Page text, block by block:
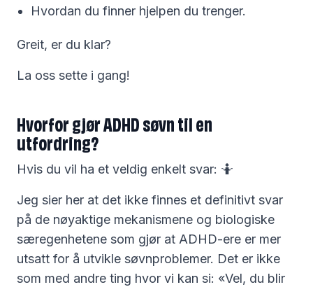
Hvordan du finner hjelpen du trenger.
Greit, er du klar?
La oss sette i gang!
Hvorfor gjør ADHD søvn til en
utfordring?
Hvis du vil ha et veldig enkelt svar: 🤷
Jeg sier her at det ikke finnes et definitivt svar
på de nøyaktige mekanismene og biologiske
særegenhetene som gjør at ADHD-ere er mer
utsatt for å utvikle søvnproblemer. Det er ikke
som med andre ting hvor vi kan si: «Vel, du blir